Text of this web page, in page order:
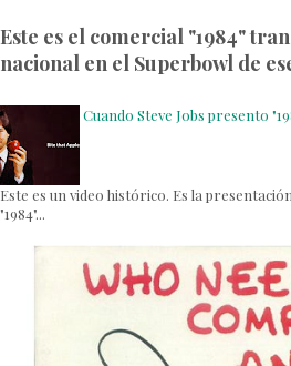
Este es el comercial "1984"
nacional en el Superbowl de
Cuando Steve Jobs presento
Este es un video histórico. Es la
"1984"...